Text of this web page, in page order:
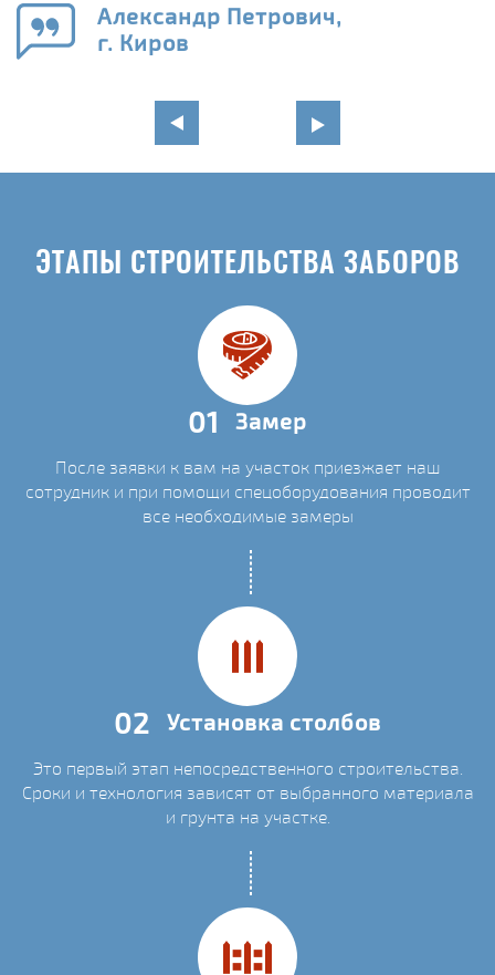
Александр Петрович,
г. Киров
ЭТАПЫ СТРОИТЕЛЬСТВА ЗАБОРОВ
01 Замер
После заявки к вам на участок приезжает наш
сотрудник и при помощи спецоборудования проводит
все необходимые замеры
02 Установка столбов
Это первый этап непосредственного строительства.
Сроки и технология зависят от выбранного материала
и грунта на участке.